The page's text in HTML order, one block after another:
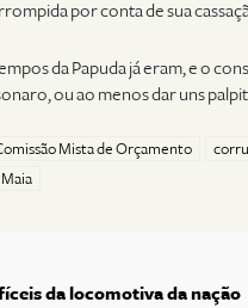
por conta de sua
da Papuda já eram, e o
ou ao menos dar uns
Mista de Orçamento
da locomotiva da nação